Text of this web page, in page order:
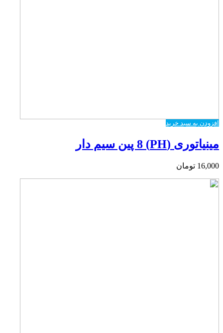
افزودن به سبد خرید
مینیاتوری (PH) 8 پین سیم دار
16,000 تومان